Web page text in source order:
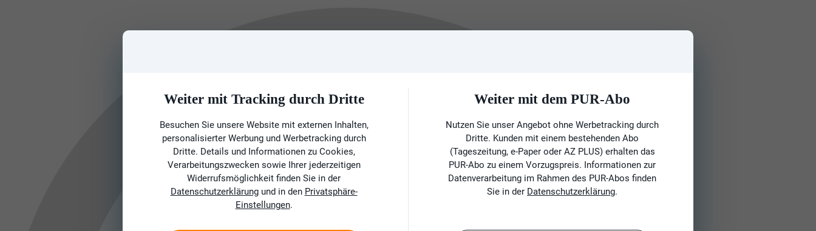
Weiter mit Tracking durch Dritte
Besuchen Sie unsere Website mit externen Inhalten,
personalisierter Werbung und Werbetracking durch
Dritte. Details und Informationen zu Cookies,
Verarbeitungszwecken sowie Ihrer jederzeitigen
Widerrufsmöglichkeit finden Sie in der
Datenschutzerklärungund in den Privatsphäre-
Einstellungen.
Weiter mit dem PUR-Abo
Nutzen Sie unser Angebot ohne Werbetracking durch
Dritte. Kunden mit einem bestehenden Abo
(Tageszeitung, e-Paper oder AZ PLUS) erhalten das
PUR-Abo zu einem Vorzugspreis. Informationen zur
Datenverarbeitung im Rahmen des PUR-Abos finden
Sie in der Datenschutzerklärung.